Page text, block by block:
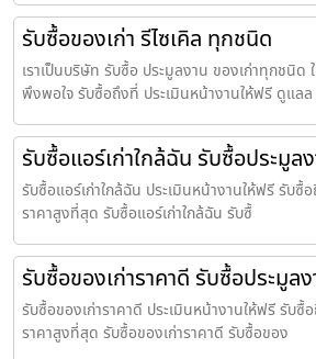
รับซื้อของเก่า รีไซเคิล ทุกชนิด
เราเป็นบริษัท รับซื้อ ประมูลงาน ของเก่าทุกชนิด
พึงพอใจ รับซื้อถึงที่ ประเมินหน้างานให้ฟรี ดูแลล
รับซื้อแอร์เก่าใกล้ฉัน รับซื้อประมูล
รับซื้อแอร์เก่าใกล้ฉัน ประเมินหน้างานให้ฟรี รับซื้
ราคาสูงที่สุด รับซื้อแอร์เก่าใกล้ฉัน รับซื้
รับซื้อของเก่าราคาดี รับซื้อประมูล
รับซื้อของเก่าราคาดี ประเมินหน้างานให้ฟรี รับซื้
ราคาสูงที่สุด รับซื้อของเก่าราคาดี รับซื้อของ